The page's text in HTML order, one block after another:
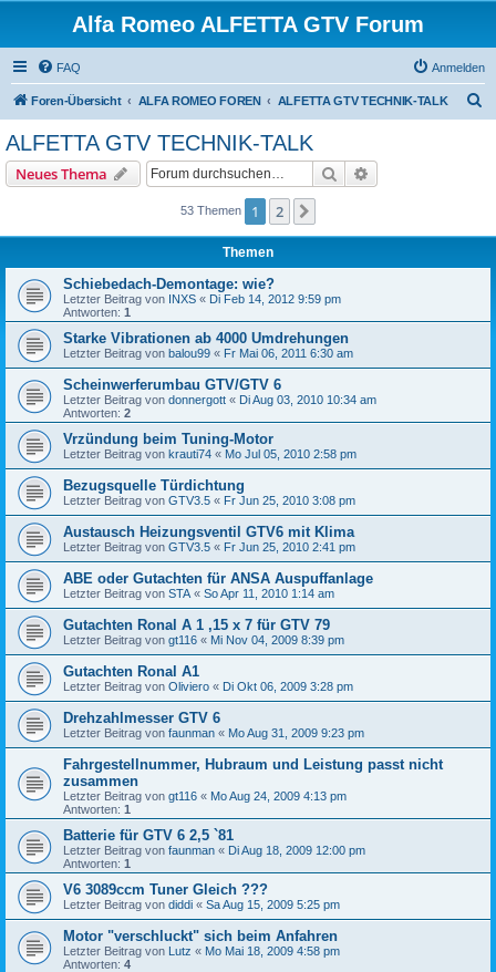
Alfa Romeo ALFETTA GTV Forum
FAQ Anmelden
Foren-Übersicht ALFA ROMEO FOREN ALFETTA GTV TECHNIK-TALK
ALFETTA GTV TECHNIK-TALK
Neues Thema Suche
53 Themen 1 2
Themen
Schiebedach-Demontage: wie?
Letzter Beitrag von INXS « Di Feb 14, 2012 9:59 pm
Antworten: 1
Starke Vibrationen ab 4000 Umdrehungen
Letzter Beitrag von balou99 « Fr Mai 06, 2011 6:30 am
Scheinwerferumbau GTV/GTV 6
Letzter Beitrag von donnergott « Di Aug 03, 2010 10:34 am
Antworten: 2
Vrzündung beim Tuning-Motor
Letzter Beitrag von krauti74 « Mo Jul 05, 2010 2:58 pm
Bezugsquelle Türdichtung
Letzter Beitrag von GTV3.5 « Fr Jun 25, 2010 3:08 pm
Austausch Heizungsventil GTV6 mit Klima
Letzter Beitrag von GTV3.5 « Fr Jun 25, 2010 2:41 pm
ABE oder Gutachten für ANSA Auspuffanlage
Letzter Beitrag von STA « So Apr 11, 2010 1:14 am
Gutachten Ronal A 1 ,15 x 7 für GTV 79
Letzter Beitrag von gt116 « Mi Nov 04, 2009 8:39 pm
Gutachten Ronal A1
Letzter Beitrag von Oliviero « Di Okt 06, 2009 3:28 pm
Drehzahlmesser GTV 6
Letzter Beitrag von faunman « Mo Aug 31, 2009 9:23 pm
Fahrgestellnummer, Hubraum und Leistung passt nicht
zusammen
Letzter Beitrag von gt116 « Mo Aug 24, 2009 4:13 pm
Antworten: 1
Batterie für GTV 6 2,5 `81
Letzter Beitrag von faunman « Di Aug 18, 2009 12:00 pm
Antworten: 1
V6 3089ccm Tuner Gleich ???
Letzter Beitrag von diddi « Sa Aug 15, 2009 5:25 pm
Motor "verschluckt" sich beim Anfahren
Letzter Beitrag von Lutz « Mo Mai 18, 2009 4:58 pm
Antworten: 4